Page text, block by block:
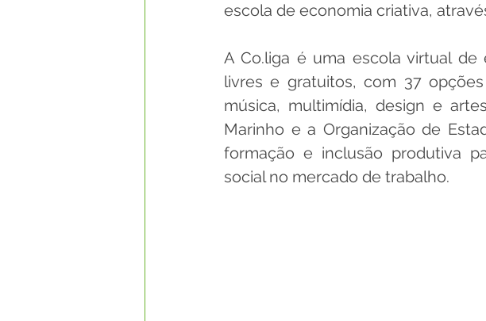
escola de economia criativa,
A Co.liga é uma escola virtual
livres e gratuitos, com 37
música, multimídia, design e
Marinho e a Organização de
formação e inclusão produtiva
social no mercado de trabalho.